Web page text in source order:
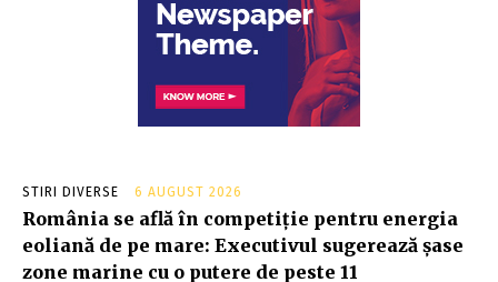
STIRI DIVERSE 6 AUGUST 2026
România se află în competiție pentru energia
eoliană de pe mare: Executivul sugerează șase
zone marine cu o putere de peste 11